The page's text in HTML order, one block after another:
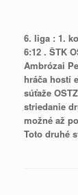
6. liga : 1.
6:12 . ŠTK
Ambrózai
hráča hostí
súťaže
striedanie
možné až
Toto druhé